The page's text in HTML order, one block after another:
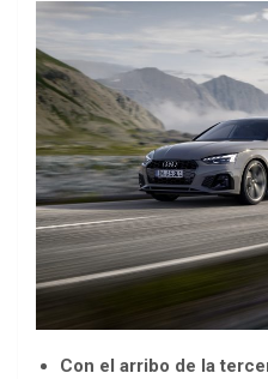
Con el arribo de la